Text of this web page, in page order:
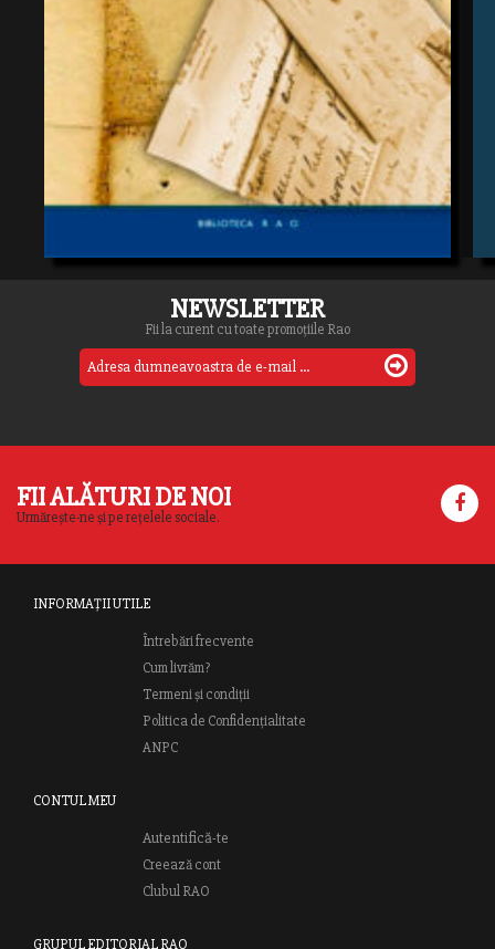
NEWSLETTER
Fii la curent cu toate promoțiile Rao
FII ALĂTURI DE NOI
Urmărește-ne și pe rețelele sociale.
INFORMAȚII UTILE
Întrebări frecvente
Cum livrăm?
Termeni și condiții
Politica de Confidențialitate
ANPC
CONTUL MEU
Autentifică-te
Creează cont
Clubul RAO
GRUPUL EDITORIAL RAO